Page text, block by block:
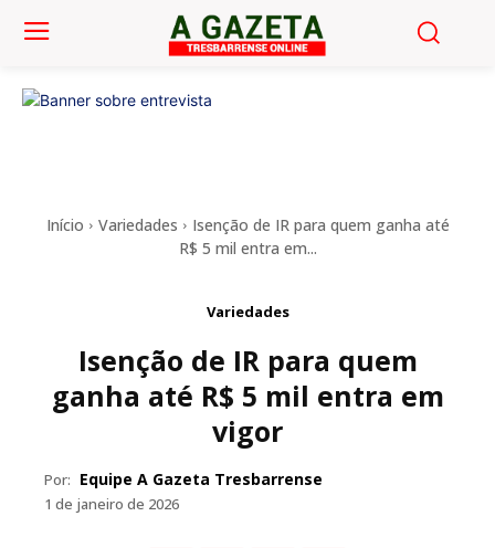
Início Variedades
Isenção de IR para quem ganha até
R$ 5 mil entra em...
Variedades
Isenção de IR para quem
ganha até R$ 5 mil entra em
vigor
Por: Equipe A Gazeta Tresbarrense
1 de janeiro de 2026